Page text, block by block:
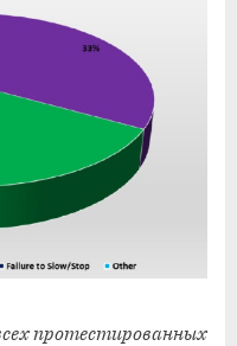
протестированных